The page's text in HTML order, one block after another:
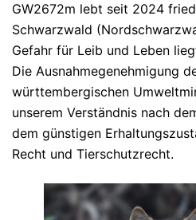
GW2672m lebt seit 2024
Schwarzwald
Gefahr für Leib und Leben
Die Ausnahmegenehmigung
württembergischen
unserem Verständnis nach
dem günstigen
Recht und Tierschutzrecht.